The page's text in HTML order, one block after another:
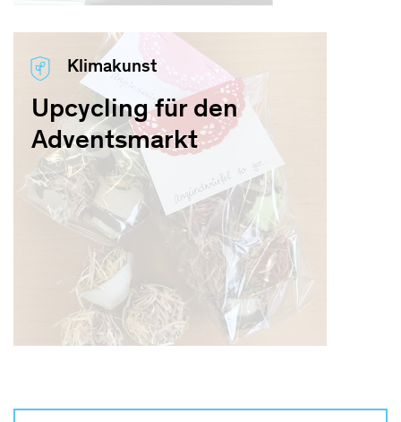
Klimakunst
Upcycling für den
Adventsmarkt